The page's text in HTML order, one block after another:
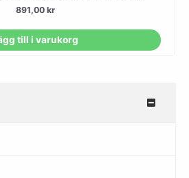
891,00 kr
till i varukorg